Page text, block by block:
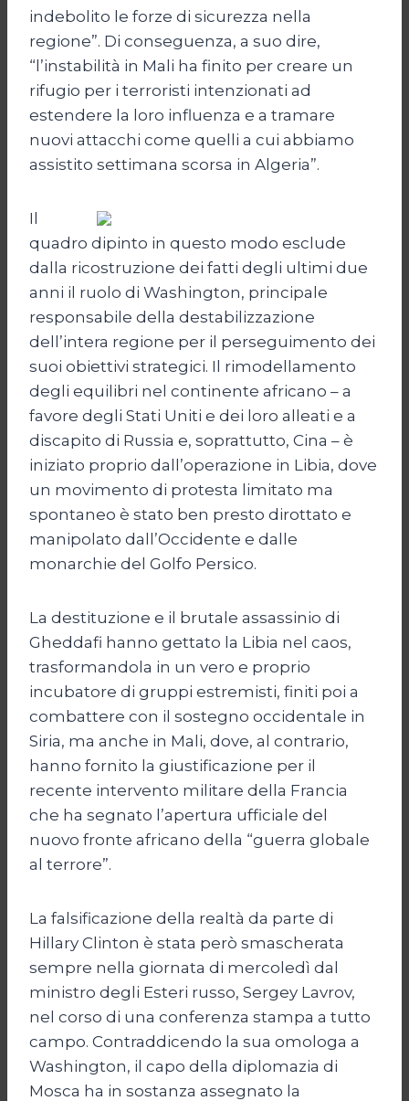
indebolito le forze di sicurezza nella
regione”. Di conseguenza, a suo dire,
“l’instabilità in Mali ha finito per creare un
rifugio per i terroristi intenzionati ad
estendere la loro influenza e a tramare
nuovi attacchi come quelli a cui abbiamo
assistito settimana scorsa in Algeria”.
Il
quadro dipinto in questo modo esclude
dalla ricostruzione dei fatti degli ultimi due
anni il ruolo di Washington, principale
responsabile della destabilizzazione
dell’intera regione per il perseguimento dei
suoi obiettivi strategici. Il rimodellamento
degli equilibri nel continente africano – a
favore degli Stati Uniti e dei loro alleati e a
discapito di Russia e, soprattutto, Cina – è
iniziato proprio dall’operazione in Libia, dove
un movimento di protesta limitato ma
spontaneo è stato ben presto dirottato e
manipolato dall’Occidente e dalle
monarchie del Golfo Persico.
La destituzione e il brutale assassinio di
Gheddafi hanno gettato la Libia nel caos,
trasformandola in un vero e proprio
incubatore di gruppi estremisti, finiti poi a
combattere con il sostegno occidentale in
Siria, ma anche in Mali, dove, al contrario,
hanno fornito la giustificazione per il
recente intervento militare della Francia
che ha segnato l’apertura ufficiale del
nuovo fronte africano della “guerra globale
al terrore”.
La falsificazione della realtà da parte di
Hillary Clinton è stata però smascherata
sempre nella giornata di mercoledì dal
ministro degli Esteri russo, Sergey Lavrov,
nel corso di una conferenza stampa a tutto
campo. Contraddicendo la sua omologa a
Washington, il capo della diplomazia di
Mosca ha in sostanza assegnato la